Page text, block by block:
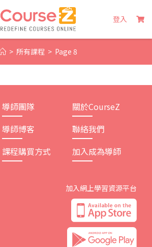
登入
> 所有課程 > Page 8
導師團隊
導師博客
課程購買方式
關於CourseZ
聯絡我們
加入成為導師
加入網上學習資源平台